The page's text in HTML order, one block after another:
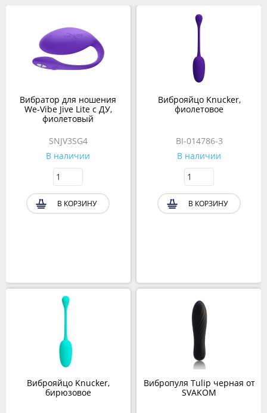
Вибратор для ношения
We-Vibe Jive Lite с ДУ,
фиолетовый
SNJV3SG4
В наличии
В КОРЗИНУ
Виброяйцо Knucker,
бирюзовое
Виброяйцо Knucker,
фиолетовое
BI-014786-3
В наличии
В КОРЗИНУ
Вибропуля Tulip черная от
SVAKOM